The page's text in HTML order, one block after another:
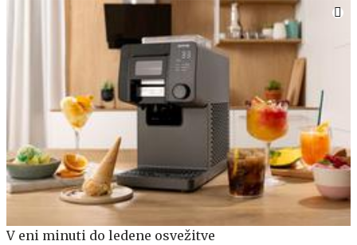
spoznajte MG S5 EV
V eni minuti do ledene osvežitve